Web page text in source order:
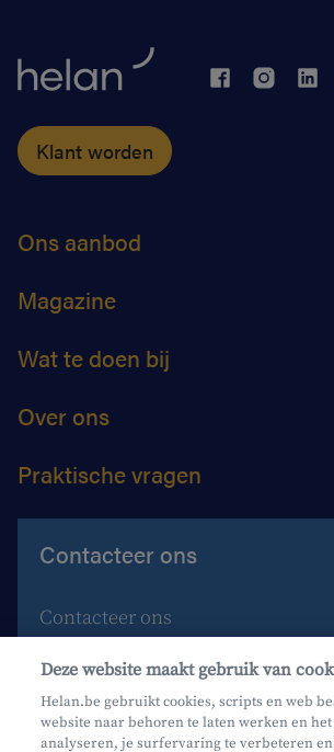
Klant worden
Ons aanbod
Magazine
Wat te doen bij
Over ons
Praktische vragen
Contacteer ons
Contacteer ons
Maak een afspraak
Waar vind je ons?
Phishing
Deze website maakt gebruik van
Helan.be gebruikt cookies, scripts en web
website naar behoren te laten werken en
analyseren, je surfervaring te verbeteren